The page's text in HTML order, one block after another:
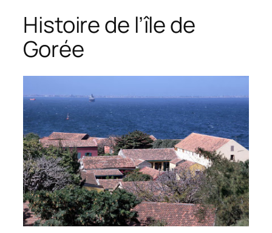
Histoire de l’île de
Gorée